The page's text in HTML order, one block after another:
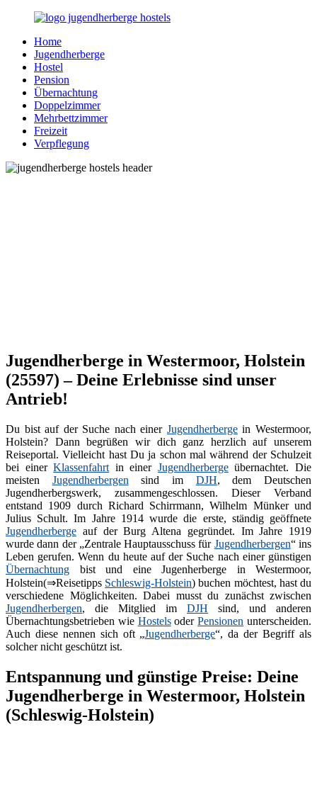
Zurück
Inhalt
Jugendherberge-
Hostels.de
Reisen
junge
jung
gebliebene
Menschen
Home
Jugendherberge
Hostel
Pension
Übernachtung
Doppelzimmer
Mehrbettzimmer
Freizeit
Verpflegung
Jugendherberge in Westermoor, Holstein
(25597) – Deine Erlebnisse sind unser
Antrieb!
Du bist auf der Suche nach einer Jugendherbergein Westermoor,
Holstein? Dann begrüßen wir dich ganz herzlich auf unserem
Reiseportal. Vielleicht hast Du ja schon mal während der Schulzeit
bei einerKlassenfahrt in einer Jugendherbergeübernachtet. Die
meisten Jugendherbergen sind im DJH, dem Deutschen
Jugendherbergswerk, zusammengeschlossen. Dieser Verband
entstand 1909 durch Richard Schirrmann, Wilhelm Münker und
Julius Schult. Im Jahre 1914 wurde die erste, ständig geöffnete
Jugendherberge auf der Burg Altena gegründet. Im Jahre 1919
wurde dann der „Zentrale Hauptausschuss für Jugendherbergen“ ins
Leben gerufen. Wenn du heute auf der Suche nach einer günstigen
Übernachtung bist und eine Jugenherberge in Westermoor,
Holstein(⇒Reisetipps Schleswig-Holstein) buchen möchtest, hast du
verschiedene Möglichkeiten. Dabei musst du zunächst zwischen
Jugendherbergen, die Mitglied im DJH sind, und anderen
Übernachtungsbetrieben wie HostelsoderPensionen unterscheiden.
Auch diese nennen sich oft „Jugendherberge“, da der Begriff als
solcher nicht geschützt ist.
Entspannung und günstige Preise: Deine
Jugendherberge in Westermoor, Holstein
(Schleswig-Holstein)